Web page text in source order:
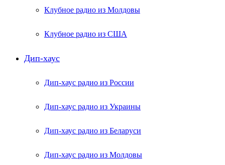
Клубное радио из Молдовы
Клубное радио из США
Дип-хаус
Дип-хаус радио из России
Дип-хаус радио из Украины
Дип-хаус радио из Беларуси
Дип-хаус радио из Молдовы